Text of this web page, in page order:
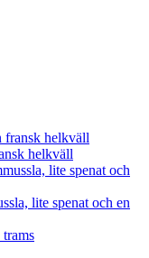
fransk helkväll
helkväll
lite spenat och
lite spenat och en